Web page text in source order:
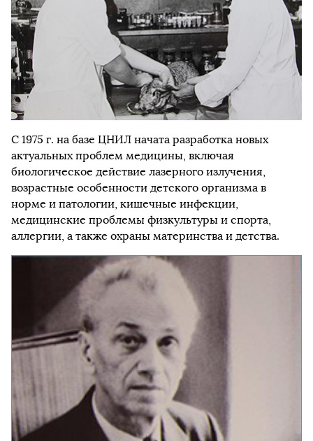
С 1975 г. на базе ЦНИЛ начата разработка новых
актуальных проблем медицины, включая
биологическое действие лазерного излучения,
возрастные особенности детского организма в
норме и патологии, кишечные инфекции,
медицинские проблемы физкультуры и спорта,
аллергии, а также охраны материнства и детства.